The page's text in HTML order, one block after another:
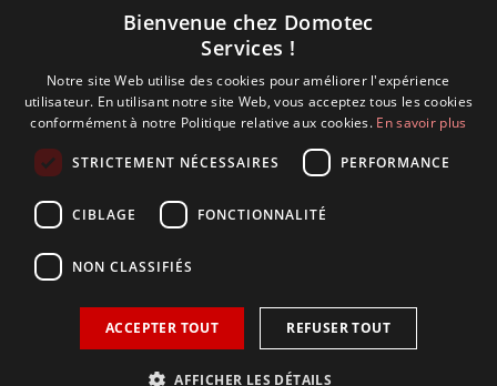
Suivez nous
Bienvenue chez Domotec
Services !
Notre site Web utilise des cookies pour améliorer l'expérience
utilisateur. En utilisant notre site Web, vous acceptez tous les cookies
conformément à notre Politique relative aux cookies. En savoir plus
STRICTEMENT NÉCESSAIRES PERFORMANCE
CIBLAGE FONCTIONNALITÉ
NON CLASSIFIÉS
ACCEPTER TOUT REFUSER TOUT
AFFICHER LES DÉTAILS